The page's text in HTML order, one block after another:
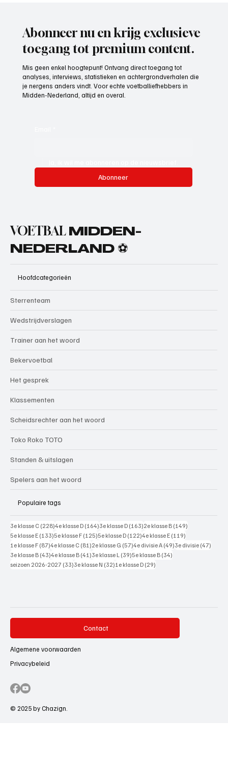
Abonneer nu en krijg exclusieve
toegang tot premium content.
Mis geen enkel hoogtepunt! Ontvang direct toegang tot
analyses, interviews, statistieken en achtergrondverhalen die
je nergens anders vindt. Voor echte voetballiefhebbers in
Midden-Nederland, altijd en overal.
Abonneer
VOETBAL MIDDEN-
NEDERLAND ⚽
Hoofdcategorieën
Sterrenteam
Wedstrijdverslagen
Trainer aan het woord
Bekervoetbal
Het gesprek
Klassementen
Scheidsrechter aan het woord
Toko Roko TOTO
Standen & uitslagen
Spelers aan het woord
Populaire tags
3e klasse C (228)228 posts
4e klasse D (164)164 posts
3e klasse D (163)163 posts
2e klasse B (149)
5e klasse E (133)133 posts
5e klasse F (125)125 posts
5e klasse D (122)122 posts
4e klasse E (119)
1e klasse F (87)87 posts
4e klasse C (81)81 posts
2e klasse G (57)57 posts
4e divisie A (49)49 posts
3e divisie (47)
3e klasse B (43)43 posts
4e klasse B (41)41 posts
3e klasse L (39)39 posts
5e klasse B (34)
seizoen 2026-2027 (33)33 posts
3e klasse N (32)32 posts
1e klasse D (29)
Contact
Algemene voorwaarden
Privacybeleid
© 2025 by Chazign.